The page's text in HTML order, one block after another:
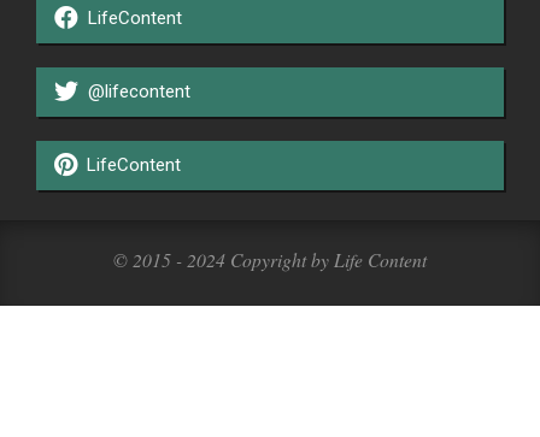
LifeContent
@lifecontent
LifeContent
© 2015 - 2024 Copyright by Life Content